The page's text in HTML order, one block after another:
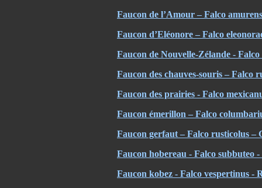
Faucon de l’Amour – Falco
Faucon d’Eléonore – Falco
Faucon de Nouvelle-Zélande -
Faucon des chauves-souris – Falco
Faucon des prairies - Falco
Faucon émerillon – Falco
Faucon gerfaut – Falco rusticolus –
Faucon hobereau - Falco subbuteo
Faucon kobez - Falco vespertinus -